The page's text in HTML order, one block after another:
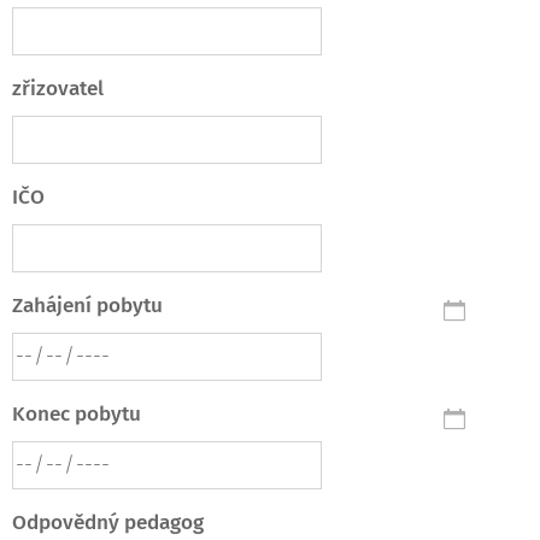
zřizovatel
IČO
Zahájení pobytu
Konec pobytu
Odpovědný pedagog